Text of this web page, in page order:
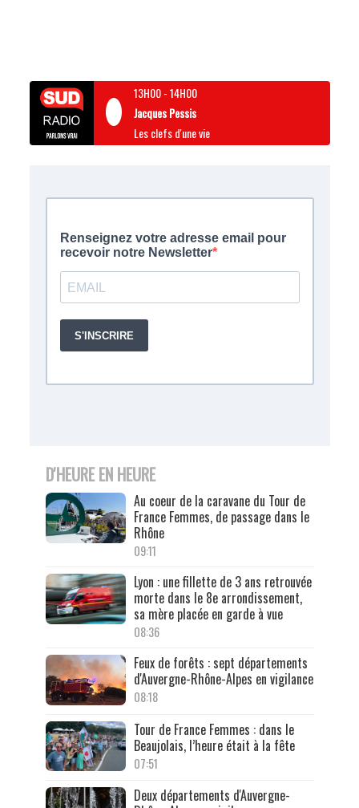
13H00-14H00
Jacques Pessis
Les clefs d'une vie
D'HEURE EN HEURE
Au coeur de la caravane du Tour de
France Femmes, de passage dans le
Rhône
09:11
Lyon : une fillette de 3 ans retrouvée
morte dans le 8e arrondissement,
sa mère placée en garde à vue
08:36
Feux de forêts : sept départements
d'Auvergne-Rhône-Alpes en vigilance
08:18
Tour de France Femmes : dans le
Beaujolais, l’heure était à la fête
07:51
Deux départements d'Auvergne-